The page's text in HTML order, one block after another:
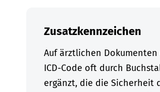
Zusatzkennzeichen
Auf ärztlichen
ICD-Code oft durch
ergänzt, die die Sicherheit